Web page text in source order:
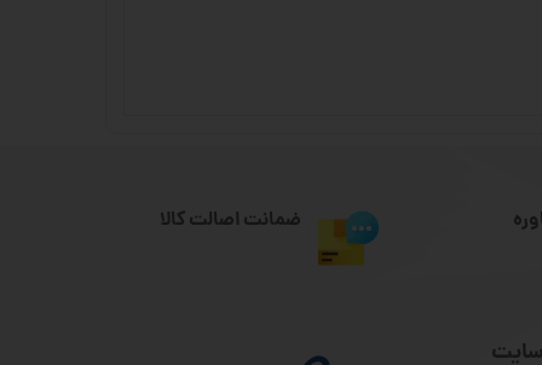
ضمانت اصالت کالا